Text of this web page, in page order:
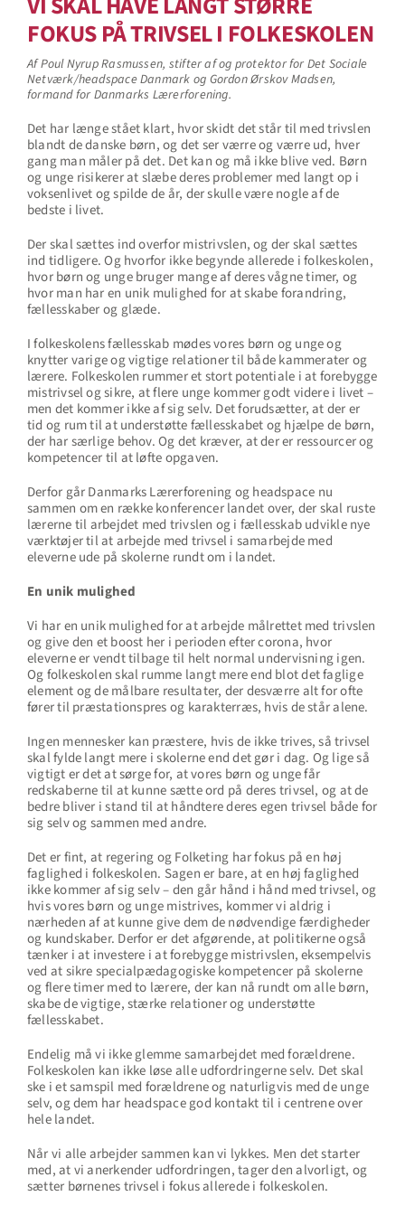
FOKUS PÅ TRIVSEL I FOLKESKOLEN
Af Poul Nyrup Rasmussen, stifter af og protektor for Det Sociale
Netværk/headspace Danmark og Gordon Ørskov Madsen,
formand for Danmarks Lærerforening.
Det har længe stået klart, hvor skidt det står til med trivslen
blandt de danske børn, og det ser værre og værre ud, hver
gang man måler på det. Det kan og må ikke blive ved. Børn
og unge risikerer at slæbe deres problemer med langt op i
voksenlivet og spilde de år, der skulle være nogle af de
bedste i livet.
Der skal sættes ind overfor mistrivslen, og der skal sættes
ind tidligere. Og hvorfor ikke begynde allerede i folkeskolen,
hvor børn og unge bruger mange af deres vågne timer, og
hvor man har en unik mulighed for at skabe forandring,
fællesskaber og glæde.
I folkeskolens fællesskab mødes vores børn og unge og
knytter varige og vigtige relationer til både kammerater og
lærere. Folkeskolen rummer et stort potentiale i at forebygge
mistrivsel og sikre, at flere unge kommer godt videre i livet –
men det kommer ikke af sig selv. Det forudsætter, at der er
tid og rum til at understøtte fællesskabet og hjælpe de børn,
der har særlige behov. Og det kræver, at der er ressourcer og
kompetencer til at løfte opgaven.
Derfor går Danmarks Lærerforening og headspace nu
sammen om en række konferencer landet over, der skal ruste
lærerne til arbejdet med trivslen og i fællesskab udvikle nye
værktøjer til at arbejde med trivsel i samarbejde med
eleverne ude på skolerne rundt om i landet.
En unik mulighed
Vi har en unik mulighed for at arbejde målrettet med trivslen
og give den et boost her i perioden efter corona, hvor
eleverne er vendt tilbage til helt normal undervisning igen.
Og folkeskolen skal rumme langt mere end blot det faglige
element og de målbare resultater, der desværre alt for ofte
fører til præstationspres og karakterræs, hvis de står alene.
Ingen mennesker kan præstere, hvis de ikke trives, så trivsel
skal fylde langt mere i skolerne end det gør i dag. Og lige så
vigtigt er det at sørge for, at vores børn og unge får
redskaberne til at kunne sætte ord på deres trivsel, og at de
bedre bliver i stand til at håndtere deres egen trivsel både for
sig selv og sammen med andre.
Det er fint, at regering og Folketing har fokus på en høj
faglighed i folkeskolen. Sagen er bare, at en høj faglighed
ikke kommer af sig selv – den går hånd i hånd med trivsel, og
hvis vores børn og unge mistrives, kommer vi aldrig i
nærheden af at kunne give dem de nødvendige færdigheder
og kundskaber. Derfor er det afgørende, at politikerne også
tænker i at investere i at forebygge mistrivslen, eksempelvis
ved at sikre specialpædagogiske kompetencer på skolerne
og flere timer med to lærere, der kan nå rundt om alle børn,
skabe de vigtige, stærke relationer og understøtte
fællesskabet.
Endelig må vi ikke glemme samarbejdet med forældrene.
Folkeskolen kan ikke løse alle udfordringerne selv. Det skal
ske i et samspil med forældrene og naturligvis med de unge
selv, og dem har headspace god kontakt til i centrene over
hele landet.
Når vi alle arbejder sammen kan vi lykkes. Men det starter
med, at vi anerkender udfordringen, tager den alvorligt, og
sætter børnenes trivsel i fokus allerede i folkeskolen.